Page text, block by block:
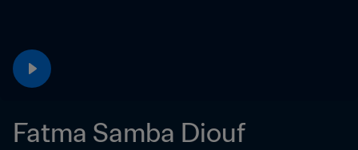
Fatma Samba Diouf